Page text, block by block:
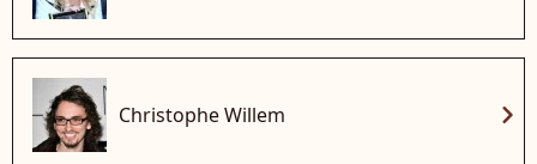
Christophe Willem chevron_right